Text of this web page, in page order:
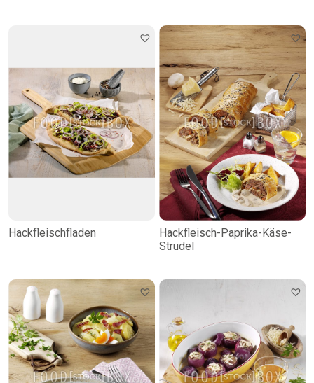
Hackfleischfladen
Hackfleisch-Paprika-Käse-
Strudel